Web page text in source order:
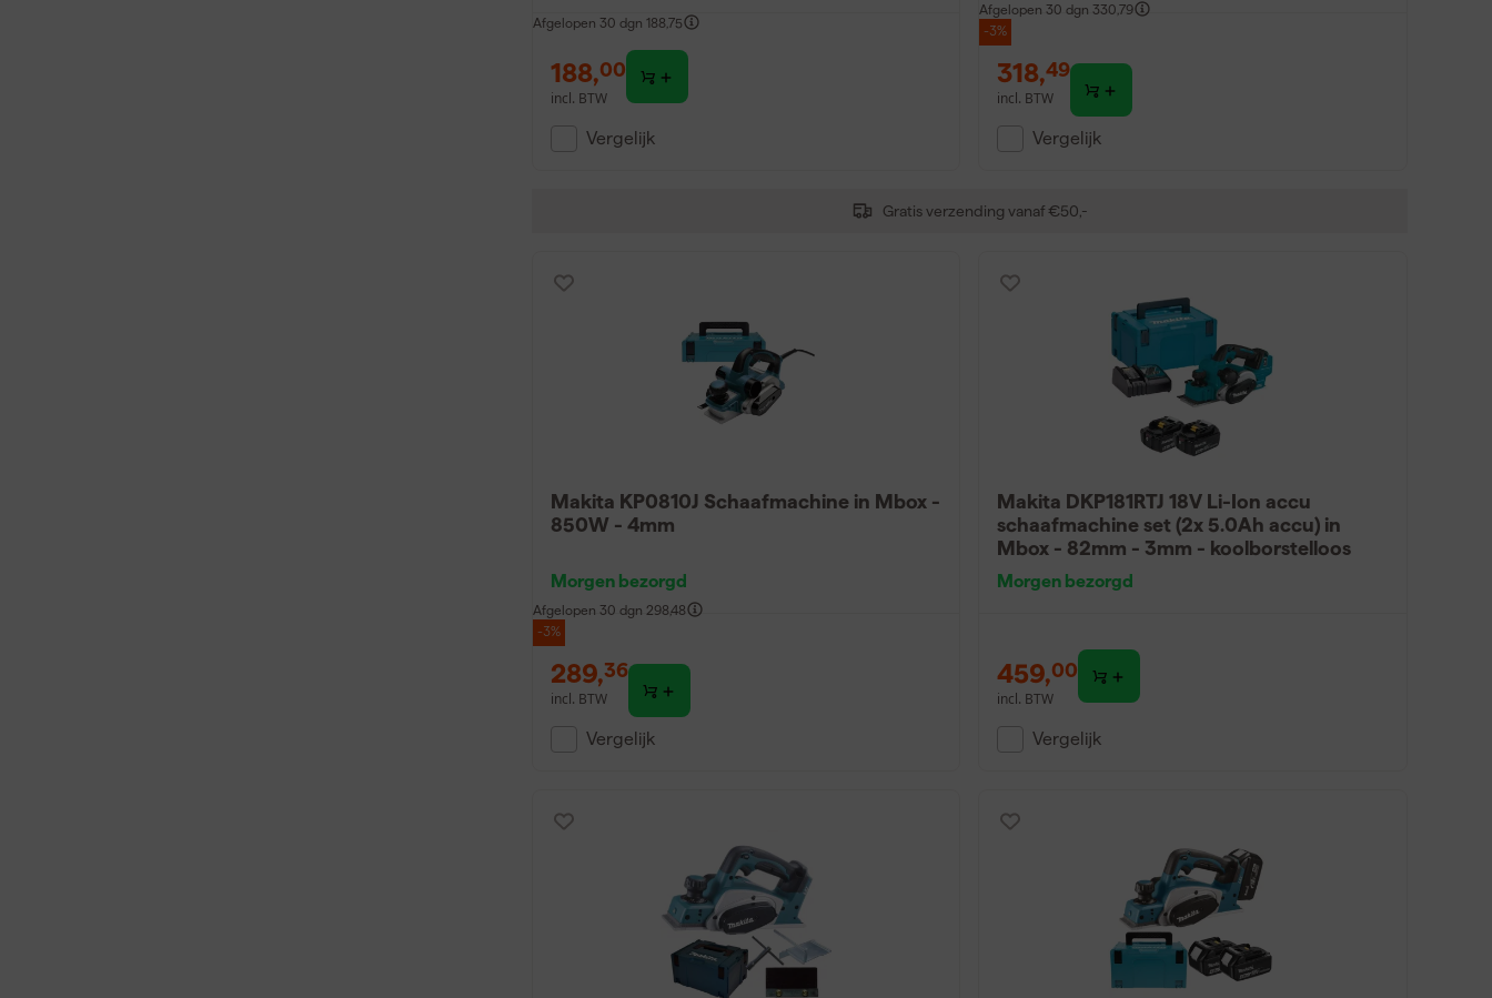
Gratis verzending vanaf €50,-
Afgelopen 30 dgn 188,75
188,00
incl. BTW
Vergelijk
Afgelopen 30 dgn 330,79
-3%
318,49
incl. BTW
Vergelijk
Makita KP0810J Schaafmachine in Mbox -
850W - 4mm
Morgen bezorgd
Afgelopen 30 dgn 298,48
-3%
289,36
incl. BTW
Vergelijk
Makita DKP181RTJ 18V Li-Ion accu
schaafmachine set (2x 5.0Ah accu) in
Mbox - 82mm - 3mm - koolborstelloos
Morgen bezorgd
459,00
incl. BTW
Vergelijk